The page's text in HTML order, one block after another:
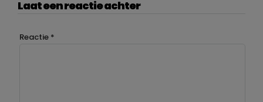
Laat een reactie achter
Reactie *